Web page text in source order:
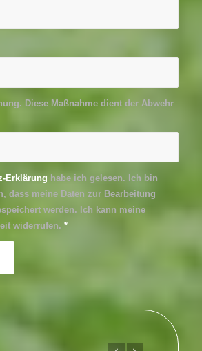
Diese Maßnahme dient der Abwehr
Erklärung habe ich gelesen. Ich bin
dass meine Daten zur Bearbeitung
werden. Ich kann meine
widerrufen. *